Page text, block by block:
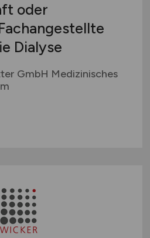
oder
Dialyse
GmbH Medizinisches